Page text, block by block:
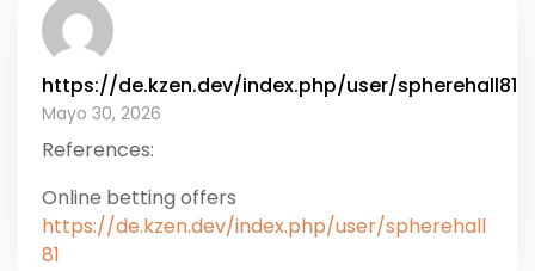
https://de.kzen.dev/index.php/user/spherehall81
Mayo 30, 2026
References:
Online betting offers
https://de.kzen.dev/index.php/user/spherehall
81